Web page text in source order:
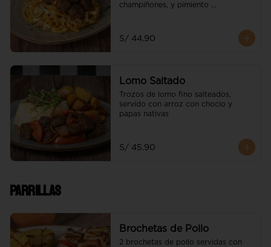
champiñones, y pimiento
S/ 44.90
Lomo Saltado
Trozos de lomo fino salteados,
servido con arroz con choclo y
papas nativas
S/ 45.90
Parrillas
Brochetas de Pollo
2 brochetas de pollo servidas con